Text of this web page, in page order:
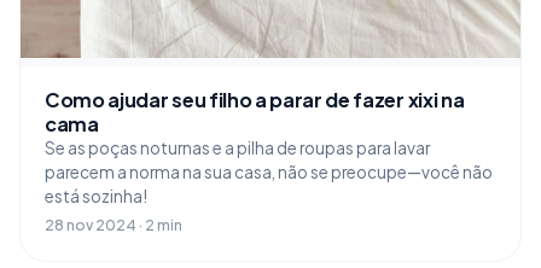
Como ajudar seu filho a parar de fazer xixi na
cama
Se as poças noturnas e a pilha de roupas para lavar
parecem a norma na sua casa, não se preocupe—você não
está sozinha!
28 nov 2024 · 2 min